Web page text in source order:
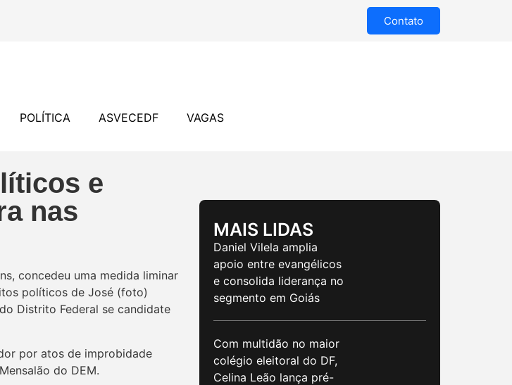
Contato
POLÍTICA ASVECEDF VAGAS
e
nas
concedeu uma medida liminar
políticos de José (foto)
Distrito Federal se candidate
por atos de improbidade
do DEM.
MAIS LIDAS
Daniel Vilela amplia
apoio entre evangélicos
e consolida liderança no
segmento em Goiás
Com multidão no maior
colégio eleitoral do DF,
Celina Leão lança pré-